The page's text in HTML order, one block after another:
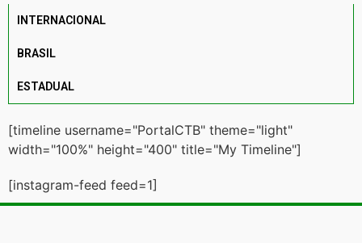
INTERNACIONAL
BRASIL
ESTADUAL
[timeline username="PortalCTB" theme="light"
width="100%" height="400" title="My Timeline"]
[instagram-feed feed=1]